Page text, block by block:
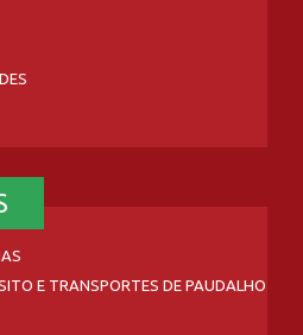
E TRANSPORTES DE PAUDALHO